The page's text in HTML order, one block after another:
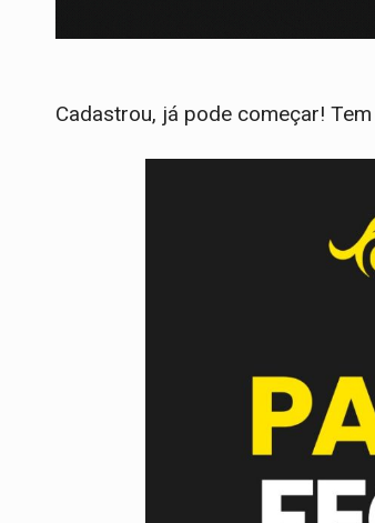
Cadastrou, já pode começar!